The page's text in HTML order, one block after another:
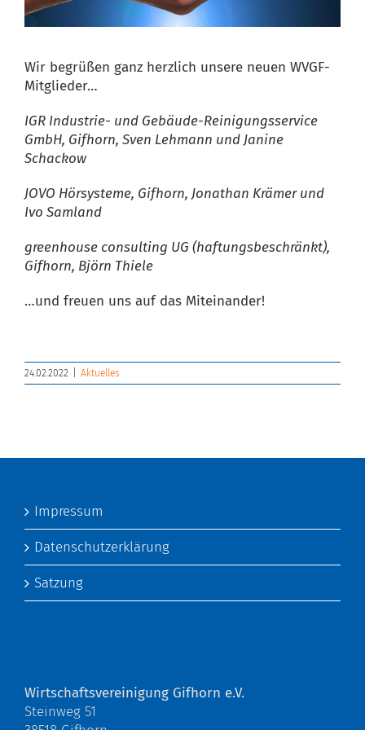
Wir begrüßen ganz herzlich unsere neuen WVGF-
Mitglieder…
IGR Industrie- und Gebäude-Reinigungsservice
GmbH, Gifhorn, Sven Lehmann und Janine
Schackow
JOVO Hörsysteme, Gifhorn, Jonathan Krämer und
Ivo Samland
greenhouse consulting UG (haftungsbeschränkt),
Gifhorn, Björn Thiele
…und freuen uns auf das Miteinander!
24.02.2022 Aktuelles
Impressum
Datenschutzerklärung
Satzung
Wirtschaftsvereinigung Gifhorn e.V.
Steinweg 51